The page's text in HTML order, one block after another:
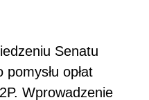
Senatu
opłat
Wprowadzenie